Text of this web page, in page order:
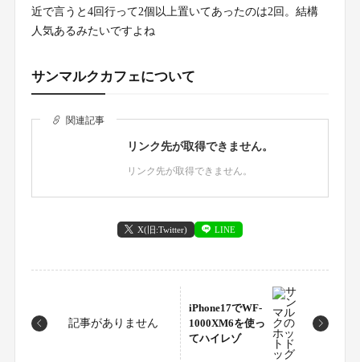
近で言うと4回行って2個以上置いてあったのは2回。結構
人気あるみたいですよね
サンマルクカフェについて
関連記事
リンク先が取得できません。
リンク先が取得できません。
X(旧:Twitter) LINE
記事がありません
iPhone17でWF-
1000XM6を使っ
てハイレゾ